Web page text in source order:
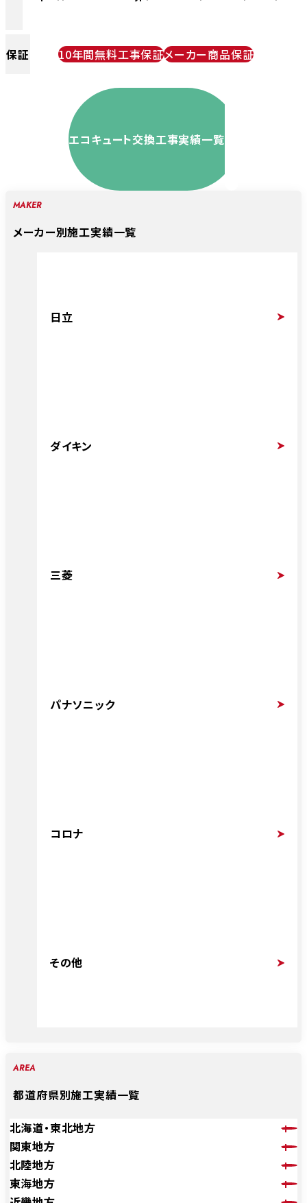
保証 10年間無料工事保証メーカー商品保証
エコキュート交換工事実績一覧
MAKER
メーカー別施工実績一覧
日立
ダイキン
三菱
パナソニック
コロナ
その他
AREA
都道府県別施工実績一覧
北海道・東北地方
関東地方
北陸地方
東海地方